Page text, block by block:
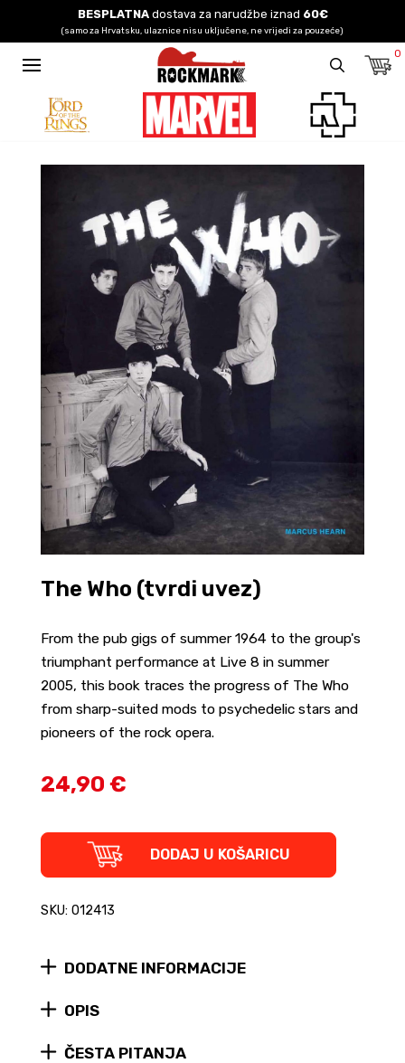
BESPLATNAdostava za narudžbe iznad 60€
(samo za Hrvatsku, ulaznice nisu uključene, ne vrijedi za pouzeće)
0
The Who (tvrdi uvez)
From the pub gigs of summer 1964 to the group's
triumphant performance at Live 8 in summer
2005, this book traces the progress of The Who
from sharp-suited mods to psychedelic stars and
pioneers of the rock opera.
24,90 €
The
(tvrdi
quantity
DODAJ U KOŠARICU
SKU: 012413
DODATNE INFORMACIJE
OPIS
ČESTA PITANJA